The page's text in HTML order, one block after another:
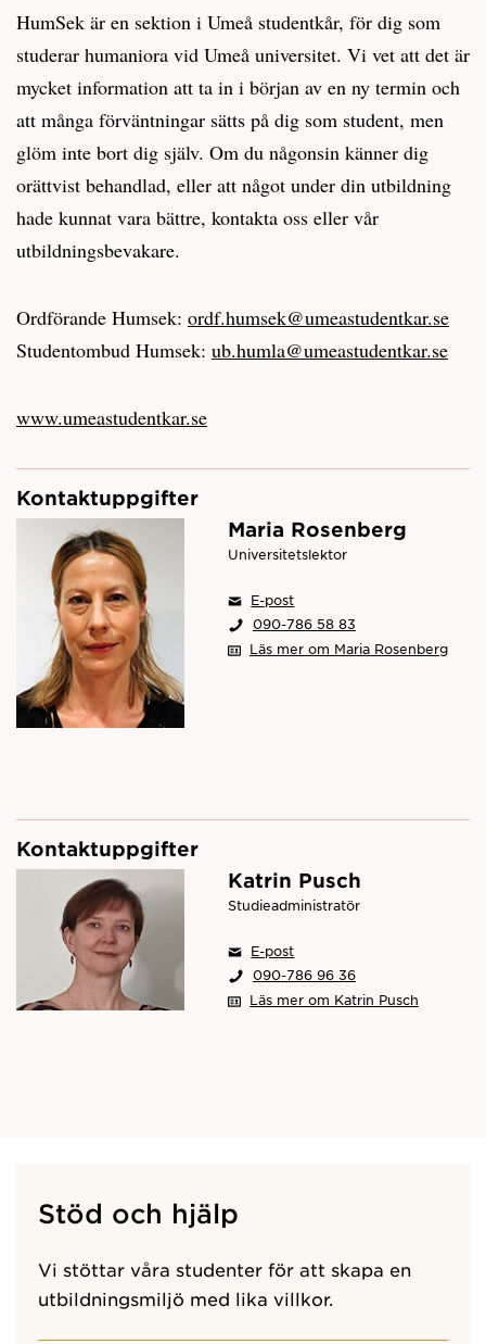
HumSek är en sektion i Umeå studentkår, för dig som
studerar humaniora vid Umeå universitet. Vi vet att det är
mycket information att ta in i början av en ny termin och
att många förväntningar sätts på dig som student, men
glöm inte bort dig själv. Om du någonsin känner dig
orättvist behandlad, eller att något under din utbildning
hade kunnat vara bättre, kontakta oss eller vår
utbildningsbevakare.
Ordförande Humsek: ordf.humsek@umeastudentkar.se
Studentombud Humsek: ub.humla@umeastudentkar.se
www.umeastudentkar.se
Kontaktuppgifter
Maria Rosenberg
Universitetslektor
E-post
090-786 58 83
Läs mer om Maria Rosenberg
Kontaktuppgifter
Katrin Pusch
Studieadministratör
E-post
090-786 96 36
Läs mer om Katrin Pusch
Stöd och hjälp
Vi stöttar våra studenter för att skapa en
utbildningsmiljö med lika villkor.